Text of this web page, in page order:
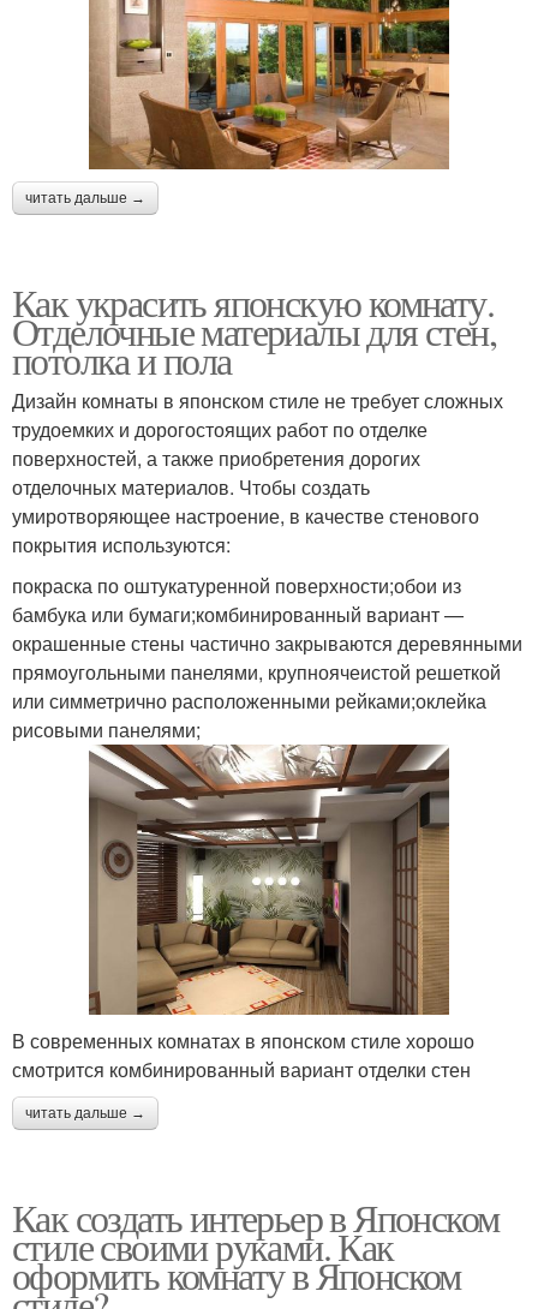
читать дальше →
Как украсить японскую комнату.
Отделочные материалы для стен,
потолка и пола
Дизайн комнаты в японском стиле не требует сложных
трудоемких и дорогостоящих работ по отделке
поверхностей, а также приобретения дорогих
отделочных материалов. Чтобы создать
умиротворяющее настроение, в качестве стенового
покрытия используются:
покраска по оштукатуренной поверхности;обои из
бамбука или бумаги;комбинированный вариант —
окрашенные стены частично закрываются деревянными
прямоугольными панелями, крупноячеистой решеткой
или симметрично расположенными рейками;оклейка
рисовыми панелями;
В современных комнатах в японском стиле хорошо
смотрится комбинированный вариант отделки стен
читать дальше →
Как создать интерьер в Японском
стиле своими руками. Как
оформить комнату в Японском